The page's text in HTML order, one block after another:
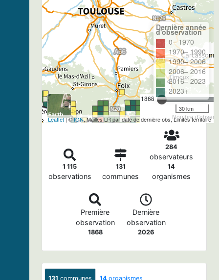
1868
Nombre
Dernière année
d'observation
0– 1970
1970– 1990
1990– 2006
2006– 2016
2016– 2023
2023+
30 km
Leaflet| ©IGN, Mailles LR par date de dernière obs, Limites territoire
1 115
observations
131
communes
284
observateurs
14
organismes
Première
observation
1868
Dernière
observation
2026
131 communes 14 organismes